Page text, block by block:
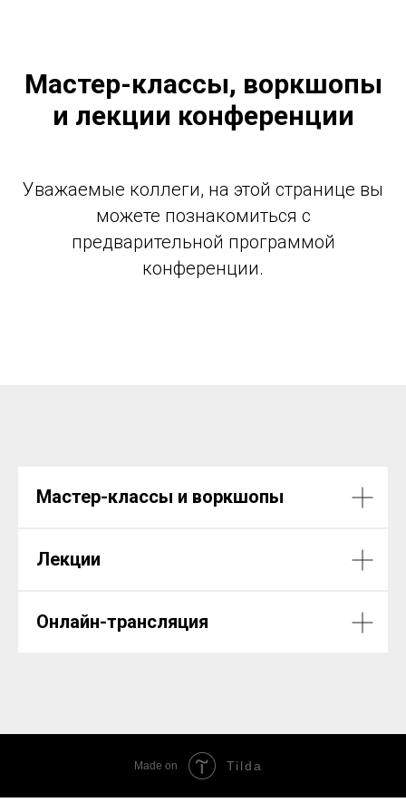
Мастер-классы, воркшопы
и лекции конференции
Уважаемые коллеги, на этой странице вы
можете познакомиться с
предварительной программой
конференции.
Мастер-классы и воркшопы
Лекции
Онлайн-трансляция
Made on Tilda